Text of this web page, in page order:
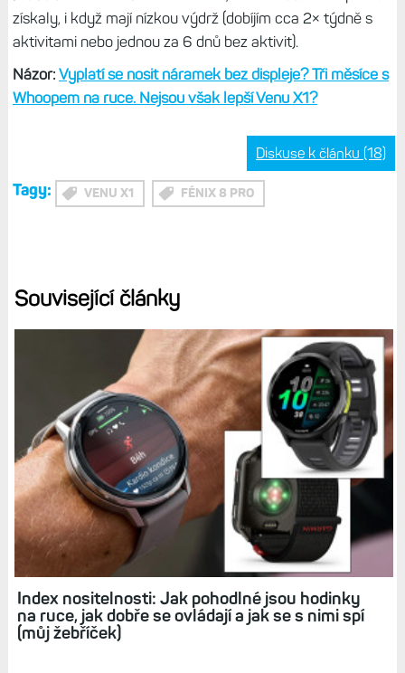
pro aktivity a mapu praktičtější. Přestože hodinky jako
takové jsou hezčí kulaté.
Zkušenosti:Tenké hodinky Venu X1 splynou se zápěstím.
Všechny funkce v tenkém a lehkém těle
daleko častěji než jakékoliv jiné hodinky. Nosím je na
pravé ruce jako referenční a na levé pak model, který
zrovna potřebuju na nějaké testování, nejčastěji F8 Pro,
Názor:Vyplatí se nosit náramek bez displeje? Tři měsíce s
Diskuse k článku (18)
Tagy: VENU X1 FÉNIX 8 PRO